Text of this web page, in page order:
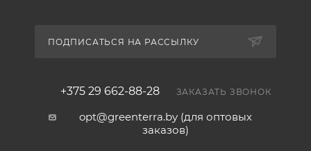
ПОДПИСАТЬСЯ НА РАССЫЛКУ
+375 29 662-88-28 ЗАКАЗАТЬ ЗВОНОК
opt@greenterra.by (для оптовых
заказов)